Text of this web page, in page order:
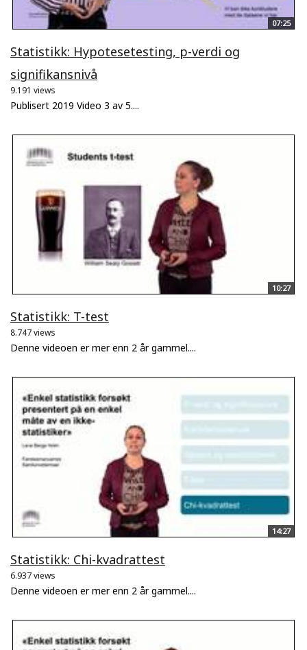
07:25
Statistikk: Hypotesetesting, p-verdi og
signifikansnivå
9.191 views
Publisert 2019 Video 3 av 5....
10:27
Statistikk: T-test
8.747 views
Denne videoen er mer enn 2 år gammel....
14:27
Statistikk: Chi-kvadrattest
6.937 views
Denne videoen er mer enn 2 år gammel....